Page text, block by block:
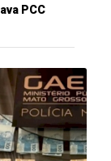
PCC